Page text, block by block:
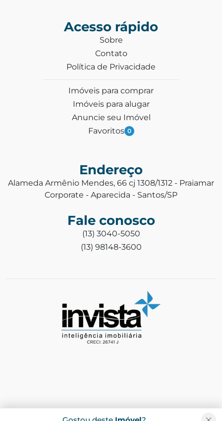
Acesso rápido
Sobre
Contato
Política de Privacidade
Imóveis para comprar
Imóveis para alugar
Anuncie seu Imóvel
Favoritos 0
Endereço
Alameda Armênio Mendes, 66 cj 1308/1312 - Praiamar
Corporate - Aparecida - Santos/SP
Fale conosco
(13) 3040-5050
(13) 98148-3600